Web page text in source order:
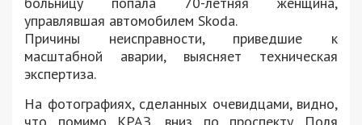
управлявшая автомобилем Skoda.
Причины неисправности, приведшие к
масштабной аварии, выясняет техническая
экспертиза.
На фотографиях, сделанных очевидцами, видно,